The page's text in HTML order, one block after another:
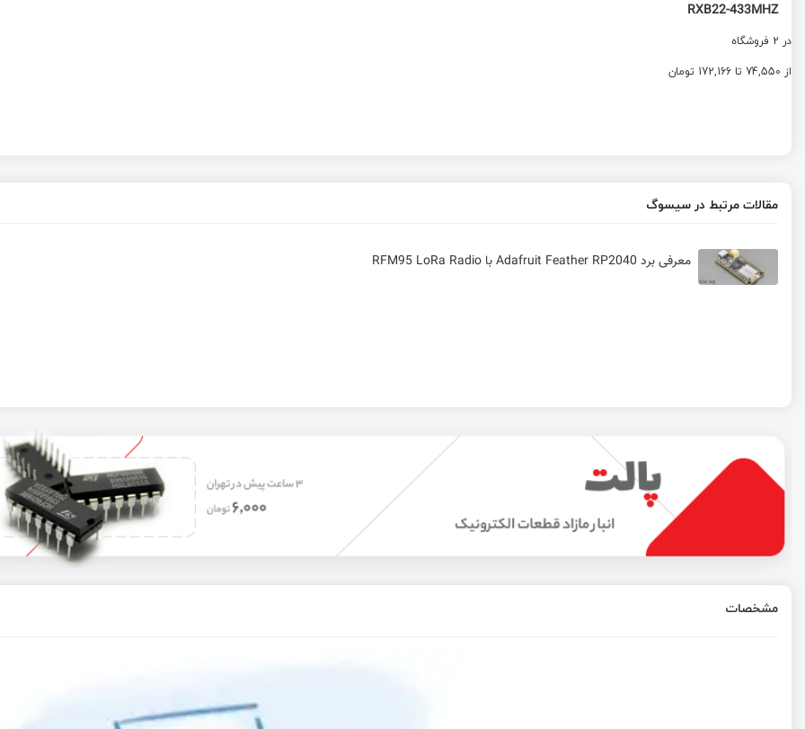
RXB22-433MHZ
در 2 فروشگاه
از 74,550 تا 172,166 تومان
مقالات مرتبط در سیسوگ
معرفی برد Adafruit Feather RP2040 با RFM95 LoRa Radio
مشخصات